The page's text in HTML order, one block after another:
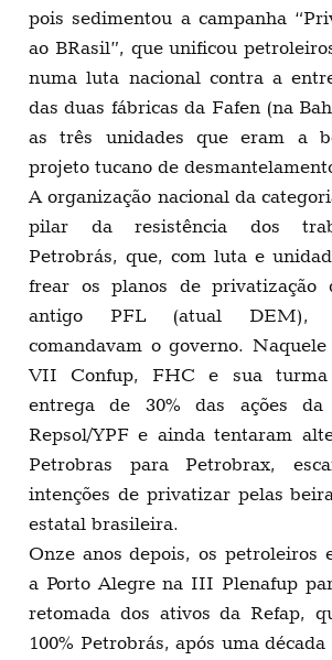
pois sedimentou a campanha
ao BRasil”, que unificou
numa luta nacional contra a
das duas fábricas da Fafen (na
as três unidades que eram a
projeto tucano de
A organização nacional da
pilar da resistência dos
Petrobrás, que, com luta e
frear os planos de privatização
antigo PFL (atual DEM),
comandavam o governo.
VII Confup, FHC e sua turma
entrega de 30% das ações
Repsol/YPF e ainda tentaram
Petrobras para Petrobrax,
intenções de privatizar pelas
estatal brasileira.
Onze anos depois, os petroleiros
a Porto Alegre na III Plenafup
retomada dos ativos da Refap,
100% Petrobrás, após uma